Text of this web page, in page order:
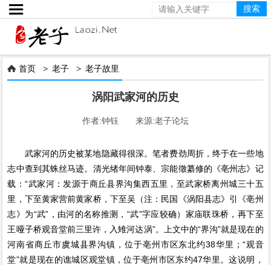

 首页 >老子 >老子故里
涡阳武家河的历史
作者:钟钰 来源:老子论坛
武家河的历史被某地隐藏得很深。笔者费劲周折，终于在一些地
志中查到其蛛丝马迹。清光绪年间钟泰、宗能徵纂修的《亳州志》记
载：“武家河：发源于商丘县界沟集西五里，至武家桥离州城三十五
里，下至黄家营前黄家桥，下至吴（注：民国《涡阳县志》引《亳州
志》为“武”，由河的名称推测，“武”字应较确）家庙联珠桥，再下至
王哑子桥观音堂前三里许，入雉河达涡”。上文中的“界沟”就是现在的
河南省商丘市虞城县界沟镇，位于亳州市区东北约38华里；“观音
堂”就是现在的谯城区观堂镇，位于亳州市区东约47华里。这说明，